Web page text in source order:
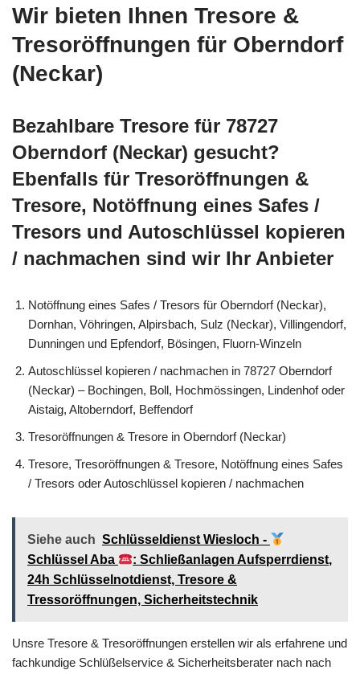
Wir bieten Ihnen Tresore &
Tresoröffnungen für Oberndorf
(Neckar)
Bezahlbare Tresore für 78727
Oberndorf (Neckar) gesucht?
Ebenfalls für Tresoröffnungen &
Tresore, Notöffnung eines Safes /
Tresors und Autoschlüssel kopieren
/ nachmachen sind wir Ihr Anbieter
Notöffnung eines Safes / Tresors für Oberndorf (Neckar),
Dornhan, Vöhringen, Alpirsbach, Sulz (Neckar), Villingendorf,
Dunningen und Epfendorf, Bösingen, Fluorn-Winzeln
Autoschlüssel kopieren / nachmachen in 78727 Oberndorf
(Neckar) – Bochingen, Boll, Hochmössingen, Lindenhof oder
Aistaig, Altoberndorf, Beffendorf
Tresoröffnungen & Tresore in Oberndorf (Neckar)
Tresore, Tresoröffnungen & Tresore, Notöffnung eines Safes
/ Tresors oder Autoschlüssel kopieren / nachmachen
Siehe auch Schlüsseldienst Wiesloch -
Schlüssel Aba
: Schließanlagen Aufsperrdienst,
24h Schlüsselnotdienst, Tresore &
Tressoröffnungen, Sicherheitstechnik
Unsre Tresore & Tresoröffnungen erstellen wir als erfahrene und
fachkundige Schlüßelservice & Sicherheitsberater nach nach